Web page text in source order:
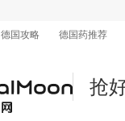
德国攻略 德国药推荐
抢